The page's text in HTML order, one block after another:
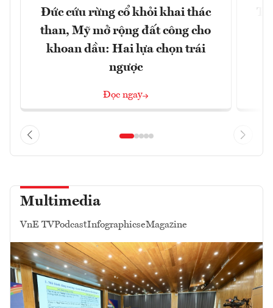
Đức cứu rừng cổ khỏi khai thác
than, Mỹ mở rộng đất công cho
khoan dầu: Hai lựa chọn trái
ngược
Đọc ngay
Multimedia
VnE TVPodcastInfographicseMagazine